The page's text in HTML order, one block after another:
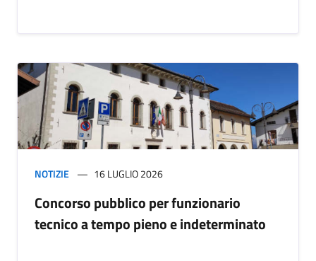
NOTIZIE 16 LUGLIO 2026
Concorso pubblico per funzionario
tecnico a tempo pieno e indeterminato